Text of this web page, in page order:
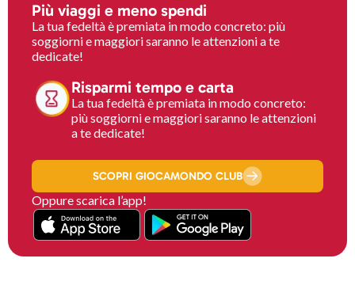
Più viaggi e meno spendi
La tua fedeltà è premiata in modo concreto: più
soggiorni e maggiori saranno le attenzioni a te
dedicate!
Risparmi tempo e carta
La tua fedeltà è premiata in modo concreto:
più soggiorni e maggiori saranno le attenzioni
a te dedicate!
SCOPRI GIOCAMONDO CLUB
Oppure scarica l’app!